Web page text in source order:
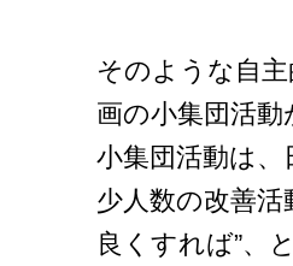
そのような自
画の小集団活
小集団活動は
少人数の改善
良くすれば”、